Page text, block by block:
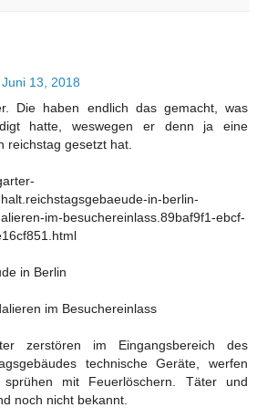
Juni 13, 2018
Die haben endlich das gemacht, was
hatte, weswegen er denn ja eine
reichstag gesetzt hat.
in-berlin-
im-besuchereinlass.89baf9f1-ebcf-
in Berlin
im Besuchereinlass
zerstören im Eingangsbereich des
technische Geräte, werfen
mit Feuerlöschern. Täter und
noch nicht bekannt.